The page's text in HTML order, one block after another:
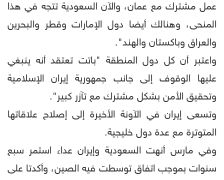
عمل مشترك مع عمان، والآن السعودية تتجه في هذا
المنحى، وهنالك أيضا دول الإمارات وقطر والبحرين
والعراق وباكستان والهند".
واعتبر أن كل دول المنطقة "باتت تعتقد أنه ينبغي
عليها الوقوف إلى جانب جمهورية إيران الإسلامية
وتحقيق الأمن بشكل مشترك مع تآزر كبير".
وتسعى إيران في الآونة الأخيرة إلى إصلاح علاقاتها
المتوترة مع عدة دول خليجية.
وفي مارس أنهت السعودية وإيران عداء استمر سبع
سنوات بموجب اتفاق توسطت فيه الصين، وأكدتا على